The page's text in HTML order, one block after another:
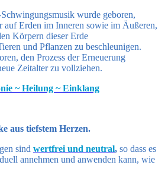
wurde geboren,
auf Erden im Inneren sowie im Äußeren,
Körpern dieser Erde
und Pflanzen zu beschleunigen.
den Prozess der Erneuerung
Zeitalter zu vollziehen.
~ Heilung ~ Einklang
aus tiefstem Herzen.
sind wertfrei und neutral, so dass es
annehmen und anwenden kann, wie